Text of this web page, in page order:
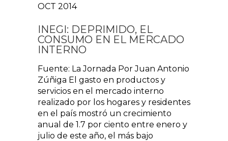
OCT 2014
INEGI: DEPRIMIDO, EL
CONSUMO EN EL MERCADO
INTERNO
Fuente: La Jornada Por Juan Antonio
Zúñiga El gasto en productos y
servicios en el mercado interno
realizado por los hogares y residentes
en el país mostró un crecimiento
anual de 1.7 por ciento entre enero y
julio de este año, el más bajo